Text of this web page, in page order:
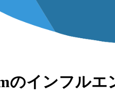
のインフル